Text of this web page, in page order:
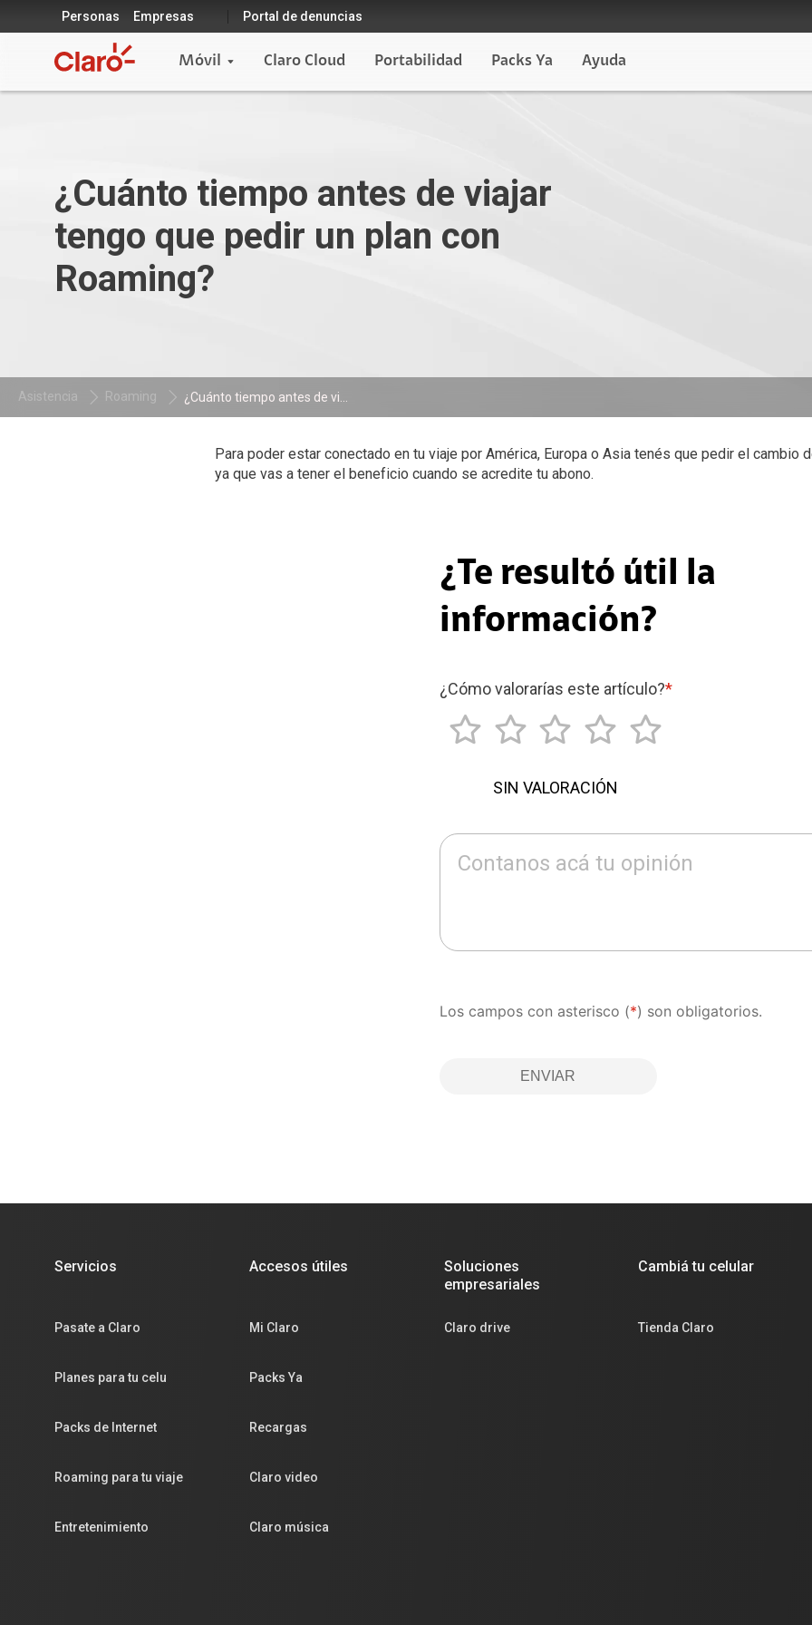
Personas Empresas Portal de denuncias
Móvil Claro Cloud Portabilidad Packs Ya Ayuda
¿Cuánto tiempo antes de viajar
tengo que pedir un plan con
Roaming?
Asistencia Roaming ¿Cuánto tiempo antes de vi...
Para poder estar conectado en tu viaje por América, Europa o Asia tenés que pedir el cambio
ya que vas a tener el beneficio cuando se acredite tu abono.
¿Te resultó útil la
información?
¿Cómo valorarías este artículo?*
SIN VALORACIÓN
Contanos acá tu opinión
Los campos con asterisco (*) son obligatorios.
ENVIAR
Servicios
Pasate a Claro
Planes para tu celu
Packs de Internet
Roaming para tu viaje
Entretenimiento
Accesos útiles
Mi Claro
Packs Ya
Recargas
Claro video
Claro música
Soluciones
empresariales
Claro drive
Cambiá tu celular
Tienda Claro